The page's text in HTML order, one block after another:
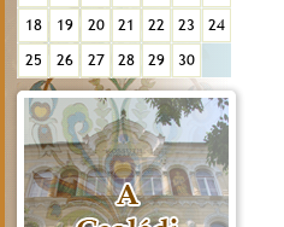
18
19 20 21 22 23
24
25
26 27 28 29 30